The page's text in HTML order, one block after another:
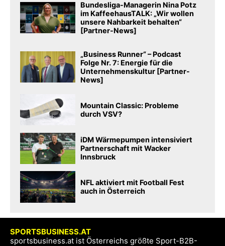
Bundesliga-Managerin Nina Potz
im KaffeehausTALK: „Wir wollen
unsere Nahbarkeit behalten“
[Partner-News]
„Business Runner“ – Podcast
Folge Nr. 7: Energie für die
Unternehmenskultur [Partner-
News]
Mountain Classic: Probleme
durch VSV?
iDM Wärmepumpen intensiviert
Partnerschaft mit Wacker
Innsbruck
NFL aktiviert mit Football Fest
auch in Österreich
SPORTSBUSINESS.AT
sportsbusiness.at ist Österreichs größte Sport-B2B-